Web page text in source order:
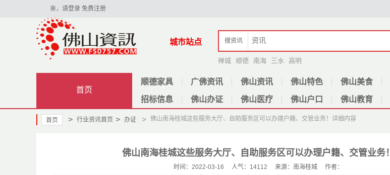
亲，请登录 免费注册
城市站点 搜资讯
禅城 顺德 南海 三水 高明
首页
顺德家具 广佛资讯 佛山资讯 佛山特色 佛山美食
招标信息 佛山办证 佛山医疗 佛山户口 佛山教育
首页 > 行业资讯首页 > 办证 > 佛山南海桂城这些服务大厅、自助服务区可以办理户籍、交管业务！ 详细内容
佛山南海桂城这些服务大厅、自助服务区可以办理户籍、交管业务！
时间：2022-03-16 人气：14112 来源：南海桂城 作者：